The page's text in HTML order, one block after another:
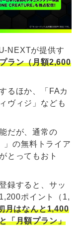
NEXTが提供す
ラン（月額2,600
るほか、「FAカ
ヴィジ」なども
だが、通常の
」の無料トライア
とってもおト
録すると、サッ
ポイント（1,
月はなんと1,400
「月額プラン」